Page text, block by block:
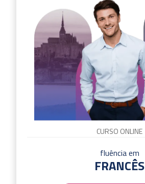
CURSO ONLINE
fluência em
FRANCÊS